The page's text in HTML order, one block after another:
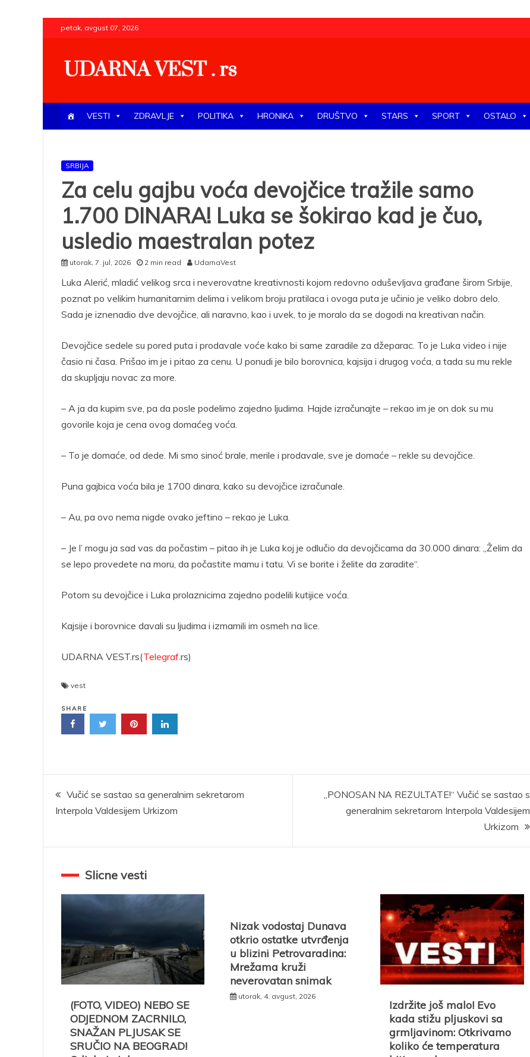
to
content
petak, avgust 07, 2026
VESTI ZDRAVLJE POLITIKA HRONIKA DRUŠTVO STARS SPORT OSTALO
SRBIJA
Za celu gajbu voća devojčice tražile samo
1.700 DINARA! Luka se šokirao kad je čuo,
usledio maestralan potez
utorak, 7. jul, 2026 2 min read UdarnaVest
Luka Alerić, mladić velikog srca i neverovatne kreativnosti kojom redovno oduševljava građane širom Srbije,
poznat po velikim humanitarnim delima i velikom broju pratilaca i ovoga puta je učinio je veliko dobro delo.
Sada je iznenadio dve devojčice, ali naravno, kao i uvek, to je moralo da se dogodi na kreativan način.
Devojčice sedele su pored puta i prodavale voće kako bi same zaradile za džeparac. To je Luka video i nije
časio ni časa. Prišao im je i pitao za cenu. U ponudi je bilo borovnica, kajsija i drugog voća, a tada su mu rekle
da skupljaju novac za more.
– A ja da kupim sve, pa da posle podelimo zajedno ljudima. Hajde izračunajte – rekao im je on dok su mu
govorile koja je cena ovog domaćeg voća.
– To je domaće, od dede. Mi smo sinoć brale, merile i prodavale, sve je domaće – rekle su devojčice.
Puna gajbica voća bila je 1700 dinara, kako su devojčice izračunale.
– Au, pa ovo nema nigde ovako jeftino – rekao je Luka.
– Je l’ mogu ja sad vas da počastim – pitao ih je Luka koj je odlučio da devojčicama da 30.000 dinara: „Želim da
se lepo provedete na moru, da počastite mamu i tatu. Vi se borite i želite da zaradite“.
Potom su devojčice i Luka prolaznicima zajedno podelili kutijice voća.
Kajsije i borovnice davali su ljudima i izmamili im osmeh na lice.
UDARNA VEST.rs(Telegraf.rs)
vest
SHARE
Kretanje
članka
Vučić se sastao sa generalnim sekretarom
Interpola Valdesijem Urkizom
„PONOSAN NA REZULTATE!“ Vučić se sastao s
generalnim sekretarom Interpola Valdesijem
Urkizom
Slicne vesti
(FOTO, VIDEO) NEBO SE
ODJEDNOM ZACRNILO,
SNAŽAN PLJUSAK SE
SRUČIO NA BEOGRAD!
Nizak vodostaj Dunava
otkrio ostatke utvrđenja
u blizini Petrovaradina:
Mrežama kruži
neverovatan snimak
utorak, 4. avgust, 2026
Izdržite još malo! Evo
kada stižu pljuskovi sa
grmljavinom: Otkrivamo
koliko će temperatura